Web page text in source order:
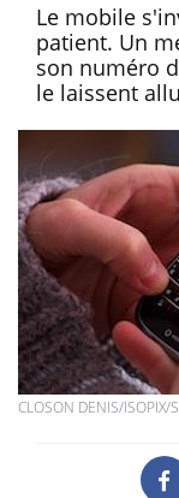
Le mobile
patient. Un
son numéro
le laissent
CLOSON DENIS/ISOPIX/